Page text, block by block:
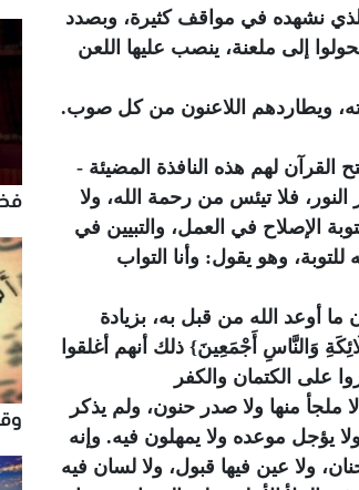
نشهده في مواقف كثيرة، وبصدد
إلى ملعنة، ينصب عليها اللعن
ويطاردهم اللاعنون من كل صوب.
القرآن لهم هذه النافذة المضيئة -
فلا تيئس من رحمة الله، ولا
الإصلاح في العمل، والتبيين في
للتوبة، وهو يقول: وأنا التواب
أوعد الله من قبل به، بزيادة
وَالنَّاسِ أَجْمَعِينَ} ذلك أنهم أغلقوا
على الكتمان والكفر
ملجأ منها ولا صدر حنون، ولم يذكر
يؤجل موعده ولا يمهلون فيه. وإنه
ولا عين فيها قبول، ولا لسان فيه